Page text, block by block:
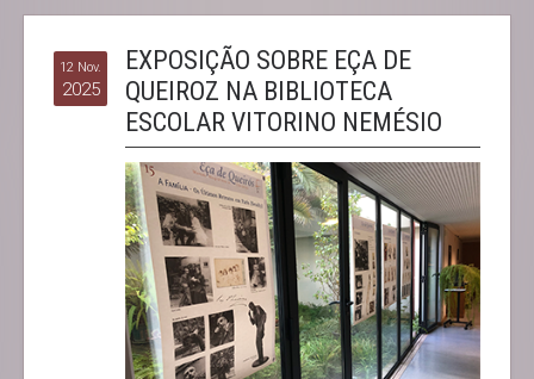
12 Nov.
2025
EXPOSIÇÃO SOBRE EÇA DE
QUEIROZ NA BIBLIOTECA
ESCOLAR VITORINO NEMÉSIO